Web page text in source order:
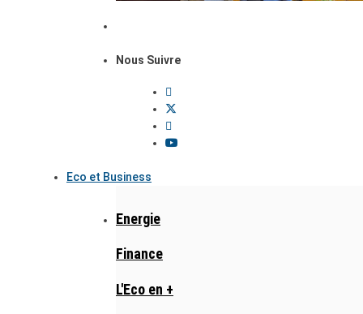
Nous Suivre
Eco et Business
Energie
Finance
L'Eco en +